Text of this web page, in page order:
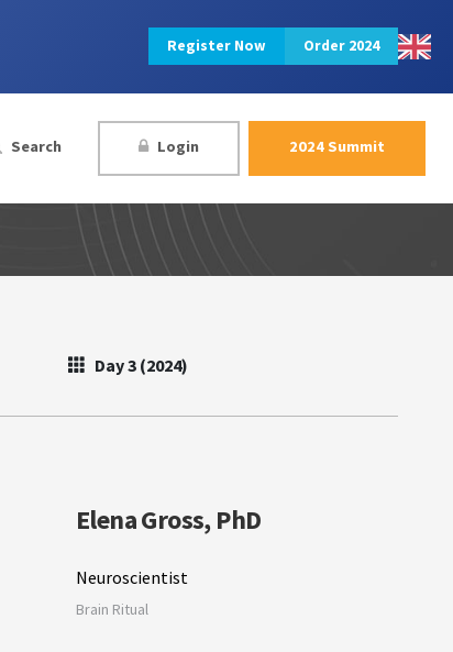
Register Now Order 2024
Search Login 2024 Summit
Day 3 (2024)
Elena Gross, PhD
Neuroscientist
Brain Ritual